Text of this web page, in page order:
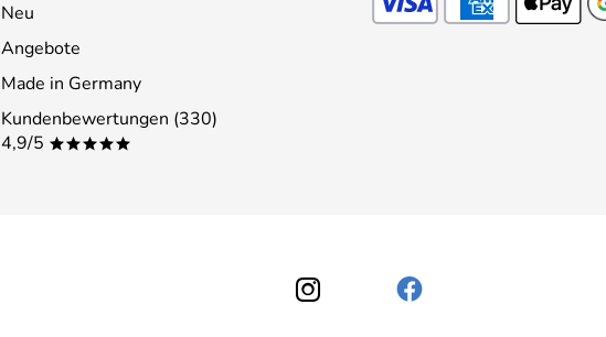
Neu
Angebote
Made in Germany
Kundenbewertungen (330)
4,9/5 *****